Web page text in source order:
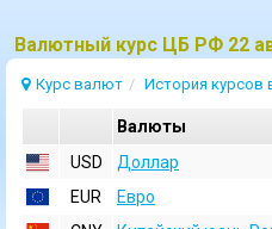
Bалютный курс ЦБ РФ 22
Курс валют История
Валюты
USD
Доллар
EUR
Евро